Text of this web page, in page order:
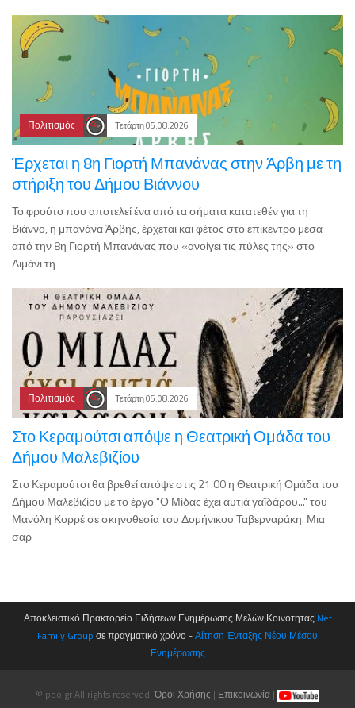
Πολιτισμός Τετάρτη 05.08.2026
Έρχεται η 8η Γιορτή Μπανάνας στην Άρβη με τη
στήριξη του Δήμου Βιάννου
Το φρούτο που αποτελεί ένα από τα σήματα κατατεθέν για τη
Βιάννο, η μπανάνα Άρβης, έρχεται και φέτος στο επίκεντρο μέσα
από την 8η Γιορτή Μπανάνας που «ανοίγει τις πύλες της» στο
Λιμάνι τη
Πολιτισμός Τετάρτη 05.08.2026
Στο Κεραμούτσι απόψε η Θεατρική Ομάδα του
Δήμου Μαλεβιζίου
Στο Κεραμούτσι θα βρεθεί απόψε στις 21.00 η Θεατρική Ομάδα του
Δήμου Μαλεβιζίου με το έργο "Ο Μίδας έχει αυτιά γαϊδάρου..." του
Μανόλη Κορρέ σε σκηνοθεσία του Δομήνικου Ταβερναράκη. Μια
σαρ
Αποκλειστικό Πρακτορείο Ειδήσεων Ενημέρωσης Μελών Κοινότητας Net
Family Group σε πραγματικό χρόνο -Αίτηση Ένταξης Νέου Μέσου
Ενημέρωσης
© poo.gr All rights reserved.Όροι Χρήσης| Επικοινωνία|